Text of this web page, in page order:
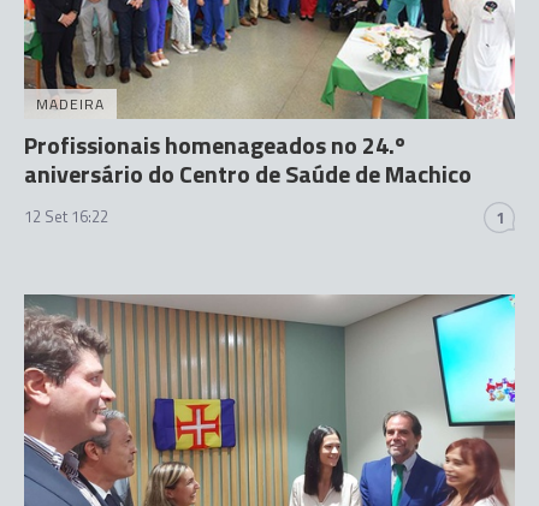
MADEIRA
Profissionais homenageados no 24.º
aniversário do Centro de Saúde de Machico
12 Set 16:22 1